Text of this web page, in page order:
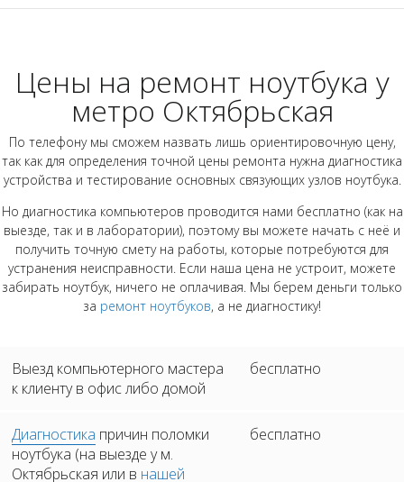
Цены на ремонт ноутбука у
метро Октябрьская
По телефону мы сможем назвать лишь ориентировочную цену,
так как для определения точной цены ремонта нужна диагностика
устройства и тестирование основных связующих узлов ноутбука.
Но диагностика компьютеров проводится нами бесплатно (как на
выезде, так и в лаборатории), поэтому вы можете начать с неё и
получить точную смету на работы, которые потребуются для
устранения неисправности. Если наша цена не устроит, можете
забирать ноутбук, ничего не оплачивая. Мы берем деньги только
за ремонт ноутбуков, а не диагностику!
Выезд компьютерного мастера
к клиенту в офис либо домой
бесплатно
Диагностика причин поломки
ноутбука (на выезде у м.
Октябрьская или в нашей
бесплатно